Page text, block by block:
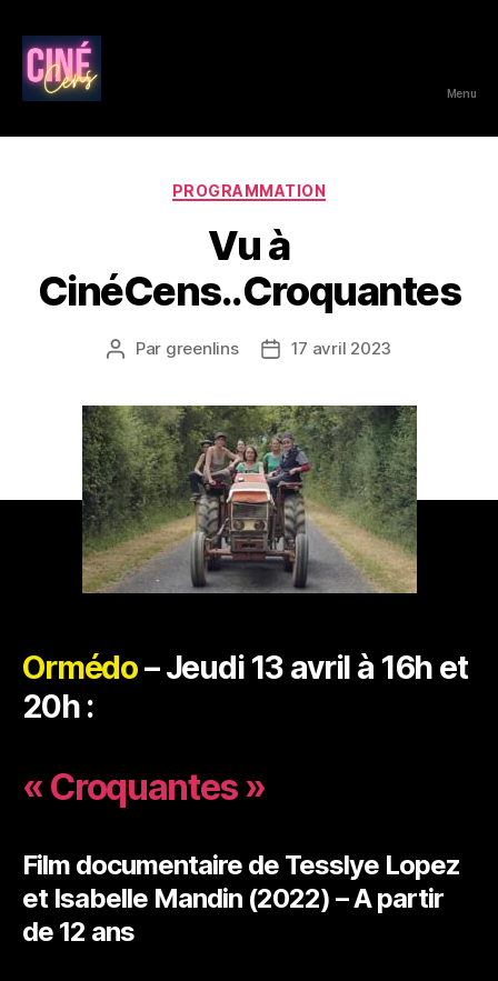
Menu
Catégories
PROGRAMMATION
Vu à
CinéCens..Croquantes
Auteur
Par greenlins
Date17 avril 2023
Ormédo– Jeudi 13 avril à 16h et
20h :
« Croquantes »
Film documentaire de Tesslye Lopez
et Isabelle Mandin (2022) – A partir
de 12 ans